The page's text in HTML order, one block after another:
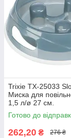
Trixie TX-25033
Миска для
1,5 л/ø 27 см.
Готово до
262,20 ₴ 276 ₴